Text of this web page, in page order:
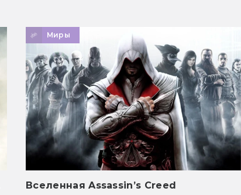
Миры
Вселенная Assassin’s Creed